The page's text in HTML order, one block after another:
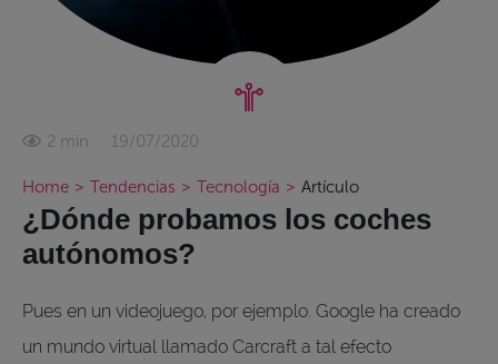
2 min 19/07/2020
Home > Tendencias > Tecnología > Artículo
¿Dónde probamos los coches
autónomos?
Pues en un videojuego, por ejemplo. Google ha creado
un mundo virtual llamado Carcraft a tal efecto